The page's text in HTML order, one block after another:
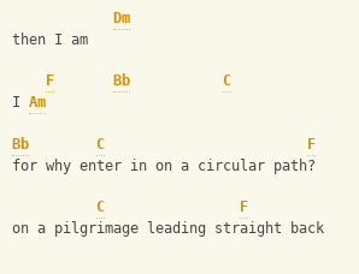
Dm
then I am
F Bb
C
I Am
Bb C F
for why enter in on a circular path?
C F
on a pilgrimage leading straight back